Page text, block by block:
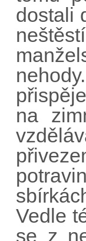
dostali
na
Vedle
se z